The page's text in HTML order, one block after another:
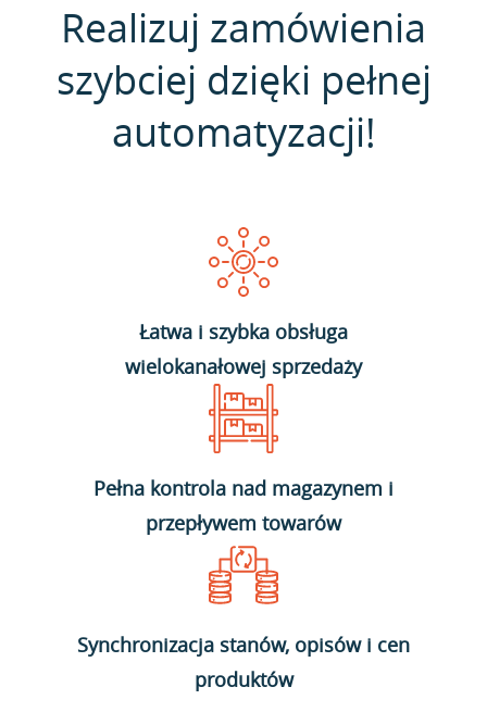
Realizuj zamówienia
szybciej dzięki pełnej
automatyzacji!
Łatwa i szybka obsługa
wielokanałowej sprzedaży
Pełna kontrola nad magazynem i
przepływem towarów
Synchronizacja stanów, opisów i cen
produktów